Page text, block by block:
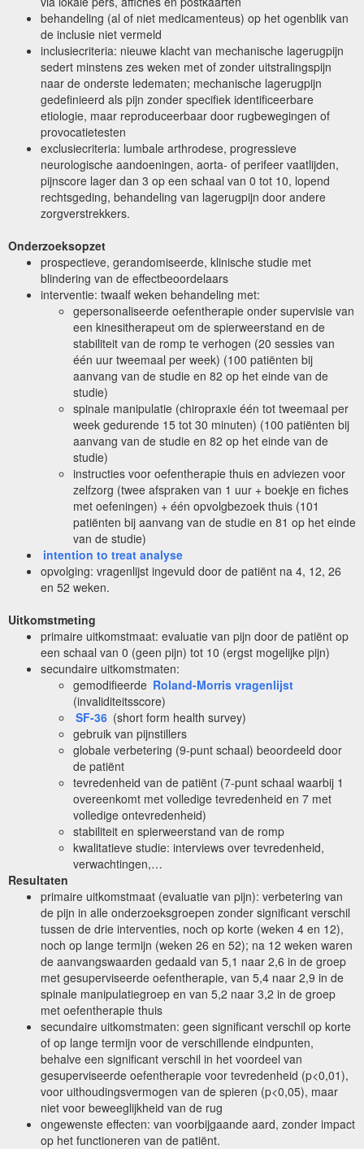
behandeling (al of niet medicamenteus) op het ogenblik van
de inclusie niet vermeld
inclusiecriteria: nieuwe klacht van mechanische lagerugpijn
sedert minstens zes weken met of zonder uitstralingspijn
naar de onderste ledematen; mechanische lagerugpijn
gedefinieerd als pijn zonder specifiek identificeerbare
etiologie, maar reproduceerbaar door rugbewegingen of
provocatietesten
exclusiecriteria: lumbale arthrodese, progressieve
neurologische aandoeningen, aorta- of perifeer vaatlijden,
pijnscore lager dan 3 op een schaal van 0 tot 10, lopend
rechtsgeding, behandeling van lagerugpijn door andere
zorgverstrekkers.
Onderzoeksopzet
prospectieve, gerandomiseerde, klinische studie met
blindering van de effectbeoordelaars
interventie: twaalf weken behandeling met:
gepersonaliseerde oefentherapie onder supervisie van
een kinesitherapeut om de spierweerstand en de
stabiliteit van de romp te verhogen (20 sessies van
één uur tweemaal per week) (100 patiënten bij
aanvang van de studie en 82 op het einde van de
studie)
spinale manipulatie (chiropraxie één tot tweemaal per
week gedurende 15 tot 30 minuten) (100 patiënten bij
aanvang van de studie en 82 op het einde van de
studie)
instructies voor oefentherapie thuis en adviezen voor
zelfzorg (twee afspraken van 1 uur + boekje en fiches
met oefeningen) + één opvolgbezoek thuis (101
patiënten bij aanvang van de studie en 81 op het einde
van de studie)
intention to treat analyse
opvolging: vragenlijst ingevuld door de patiënt na 4, 12, 26
en 52 weken.
Uitkomstmeting
primaire uitkomstmaat: evaluatie van pijn door de patiënt op
een schaal van 0 (geen pijn) tot 10 (ergst mogelijke pijn)
secundaire uitkomstmaten:
gemodifieerde Roland-Morris vragenlijst
(invaliditeitsscore)
SF-36 (short form health survey)
gebruik van pijnstillers
globale verbetering (9-punt schaal) beoordeeld door
de patiënt
tevredenheid van de patiënt (7-punt schaal waarbij 1
overeenkomt met volledige tevredenheid en 7 met
volledige ontevredenheid)
stabiliteit en spierweerstand van de romp
kwalitatieve studie: interviews over tevredenheid,
verwachtingen,…
Resultaten
primaire uitkomstmaat (evaluatie van pijn): verbetering van
de pijn in alle onderzoeksgroepen zonder significant verschil
tussen de drie interventies, noch op korte (weken 4 en 12),
noch op lange termijn (weken 26 en 52); na 12 weken waren
de aanvangswaarden gedaald van 5,1 naar 2,6 in de groep
met gesuperviseerde oefentherapie, van 5,4 naar 2,9 in de
spinale manipulatiegroep en van 5,2 naar 3,2 in de groep
met oefentherapie thuis
secundaire uitkomstmaten: geen significant verschil op korte
of op lange termijn voor de verschillende eindpunten,
behalve een significant verschil in het voordeel van
gesuperviseerde oefentherapie voor tevredenheid (p<0,01),
voor uithoudingsvermogen van de spieren (p<0,05), maar
niet voor beweeglijkheid van de rug
ongewenste effecten: van voorbijgaande aard, zonder impact
op het functioneren van de patiënt.